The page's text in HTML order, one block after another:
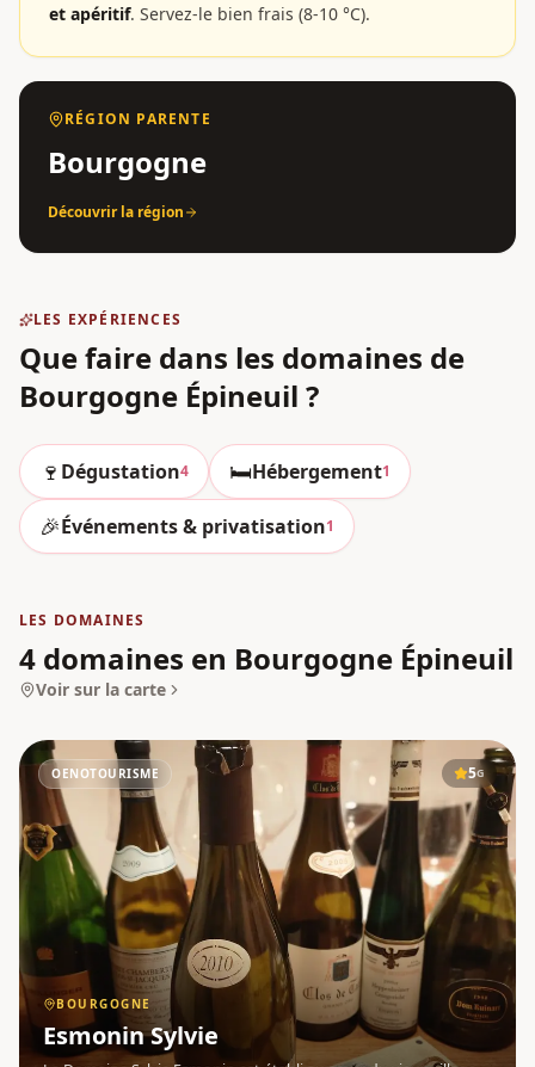
et apéritif. Servez-le bien frais (8-10 °C).
RÉGION PARENTE
Bourgogne
Découvrir la région
LES EXPÉRIENCES
Que faire dans les domaines de
Bourgogne Épineuil ?
🍷 Dégustation4 🛏️Hébergement1
🎉Événements & privatisation1
LES DOMAINES
4 domaines en Bourgogne Épineuil
Voir sur la carte
OENOTOURISME 5G
BOURGOGNE
Esmonin Sylvie